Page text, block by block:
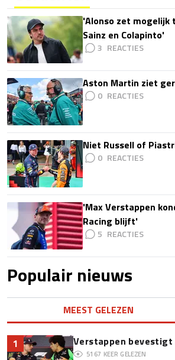
'Alonso zet mogelijk
Sainz en Colapinto'
3
Aston Martin ziet
0
Niet Russell of
0
'Max Verstappen
Racing blijft'
5
Populair nieuws
MEEST GELEZEN
1 Verstappen
5167 KEER GELEZEN